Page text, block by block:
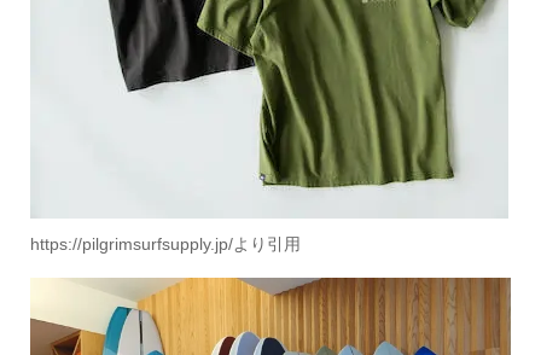
https://pilgrimsurfsupply.jp/より引用